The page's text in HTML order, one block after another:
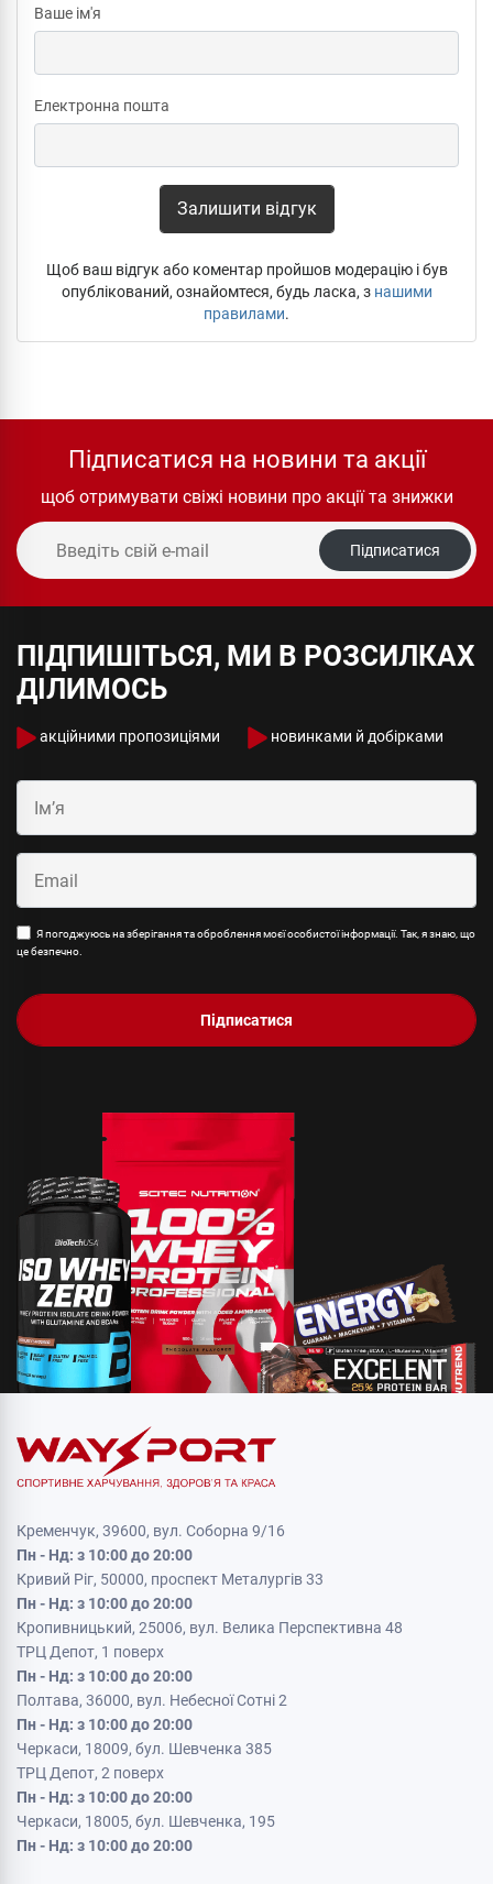
Ваше ім'я
Електронна пошта
Залишити відгук
Щоб ваш відгук або коментар пройшов модерацію і був
опублікований, ознайомтеся, будь ласка, з нашими
правилами.
Підписатися на новини та акції
щоб отримувати свіжі новини про акції та знижки
Підписатися
ПІДПИШІТЬСЯ, МИ В РОЗСИЛКАХ
ДІЛИМОСЬ
акційними пропозиціями новинками й добірками
Я погоджуюсь на зберігання та оброблення моєї особистої інформації. Так, я знаю, що
це безпечно.
Підписатися
Кременчук, 39600, вул. Соборна 9/16
Пн - Нд: з 10:00 до 20:00
Кривий Ріг, 50000, проспект Металургів 33
Пн - Нд: з 10:00 до 20:00
Кропивницький, 25006, вул. Велика Перспективна 48
ТРЦ Депот, 1 поверх
Пн - Нд: з 10:00 до 20:00
Полтава, 36000, вул. Небесної Сотні 2
Пн - Нд: з 10:00 до 20:00
Черкаси, 18009, бул. Шевченка 385
ТРЦ Депот, 2 поверх
Пн - Нд: з 10:00 до 20:00
Черкаси, 18005, бул. Шевченка, 195
Пн - Нд: з 10:00 до 20:00